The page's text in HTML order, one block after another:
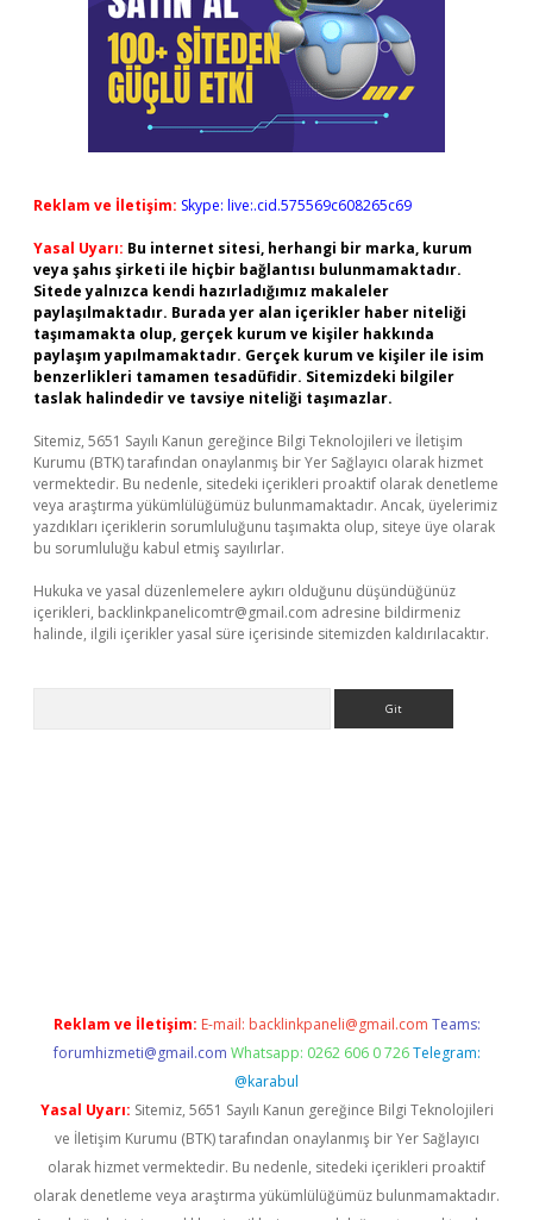
Reklam ve İletişim: Skype: live:.cid.575569c608265c69
Yasal Uyarı: Bu internet sitesi, herhangi bir marka, kurum
veya şahıs şirketi ile hiçbir bağlantısı bulunmamaktadır.
Sitede yalnızca kendi hazırladığımız makaleler
paylaşılmaktadır. Burada yer alan içerikler haber niteliği
taşımamakta olup, gerçek kurum ve kişiler hakkında
paylaşım yapılmamaktadır. Gerçek kurum ve kişiler ile isim
benzerlikleri tamamen tesadüfidir. Sitemizdeki bilgiler
taslak halindedir ve tavsiye niteliği taşımazlar.
Sitemiz, 5651 Sayılı Kanun gereğince Bilgi Teknolojileri ve İletişim
Kurumu (BTK) tarafından onaylanmış bir Yer Sağlayıcı olarak hizmet
vermektedir. Bu nedenle, sitedeki içerikleri proaktif olarak denetleme
veya araştırma yükümlülüğümüz bulunmamaktadır. Ancak, üyelerimiz
yazdıkları içeriklerin sorumluluğunu taşımakta olup, siteye üye olarak
bu sorumluluğu kabul etmiş sayılırlar.
Hukuka ve yasal düzenlemelere aykırı olduğunu düşündüğünüz
içerikleri, backlinkpanelicomtr@gmail.com adresine bildirmeniz
halinde, ilgili içerikler yasal süre içerisinde sitemizden kaldırılacaktır.
Reklam ve İletişim: E-mail: backlinkpaneli@gmail.com Teams:
forumhizmeti@gmail.com Whatsapp: 0262 606 0 726 Telegram:
@karabul
Yasal Uyarı: Sitemiz, 5651 Sayılı Kanun gereğince Bilgi Teknolojileri
ve İletişim Kurumu (BTK) tarafından onaylanmış bir Yer Sağlayıcı
olarak hizmet vermektedir. Bu nedenle, sitedeki içerikleri proaktif
olarak denetleme veya araştırma yükümlülüğümüz bulunmamaktadır.